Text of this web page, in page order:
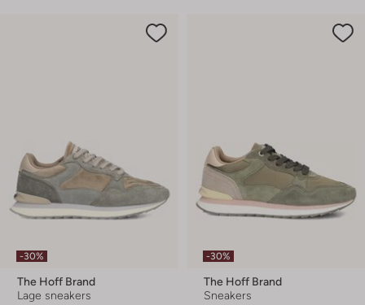
-30%
The Hoff Brand
Lage sneakers
-30%
The Hoff Brand
Sneakers